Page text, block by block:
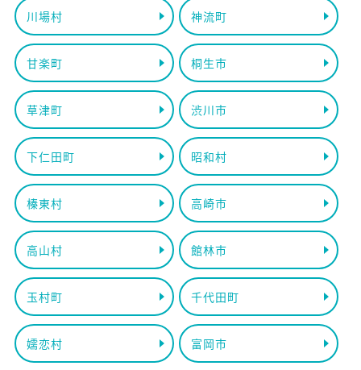
川場村 神流町
甘楽町 桐生市
草津町 渋川市
下仁田町 昭和村
榛東村 高崎市
高山村 館林市
玉村町 千代田町
嬬恋村 富岡市